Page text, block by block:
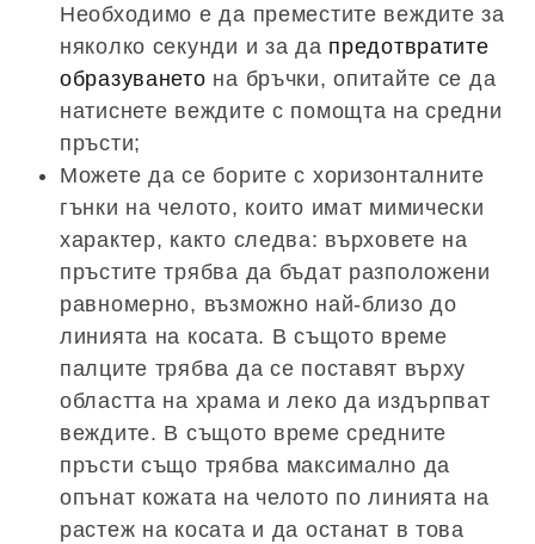
Необходимо е да преместите веждите за
няколко секунди и за да предотвратите
образуването на бръчки, опитайте се да
натиснете веждите с помощта на средни
пръсти;
Можете да се борите с хоризонталните
гънки на челото, които имат мимически
характер, както следва: върховете на
пръстите трябва да бъдат разположени
равномерно, възможно най-близо до
линията на косата. В същото време
палците трябва да се поставят върху
областта на храма и леко да издърпват
веждите. В същото време средните
пръсти също трябва максимално да
опънат кожата на челото по линията на
растеж на косата и да останат в това